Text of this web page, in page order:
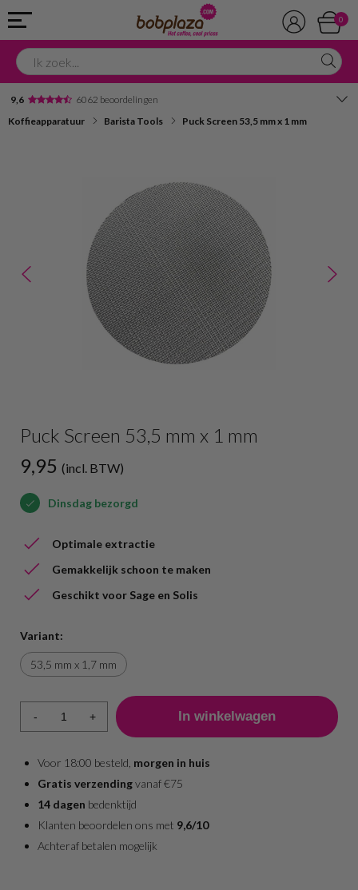
0
9,6 6062 beoordelingen
Koffieapparatuur Barista Tools Puck Screen 53,5 mm x 1 mm
Puck Screen 53,5 mm x 1 mm
9,95 (incl. BTW)
Dinsdag bezorgd
Optimale extractie
Gemakkelijk schoon te maken
Geschikt voor Sage en Solis
Variant:
53,5 mm x 1,7 mm
- +
Voor 18:00 besteld, morgen in huis
Gratis verzendingvanaf €75
14 dagen bedenktijd
Klanten beoordelen ons met 9,6/10
Achteraf betalen mogelijk